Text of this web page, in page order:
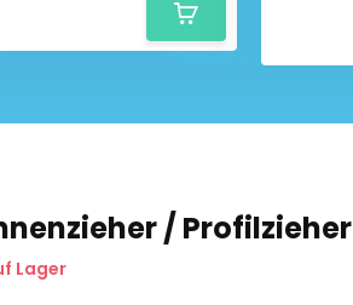
/ Profilzieher
Lager